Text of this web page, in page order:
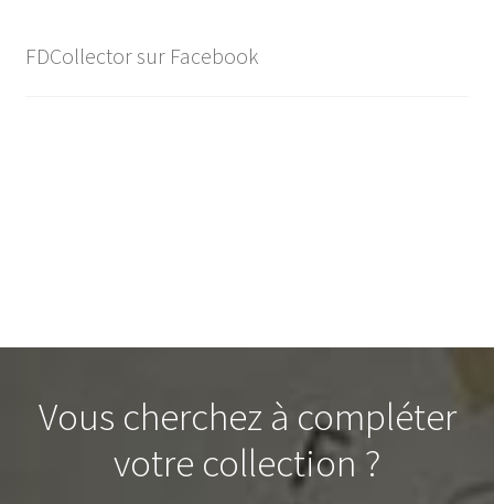
FDCollector sur Facebook
Vous cherchez à compléter
votre collection ?